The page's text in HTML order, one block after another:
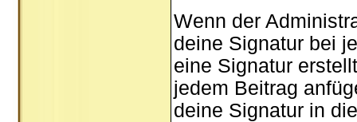
Wenn der
deine Signatur bei
eine Signatur
jedem Beitrag
deine Signatur in